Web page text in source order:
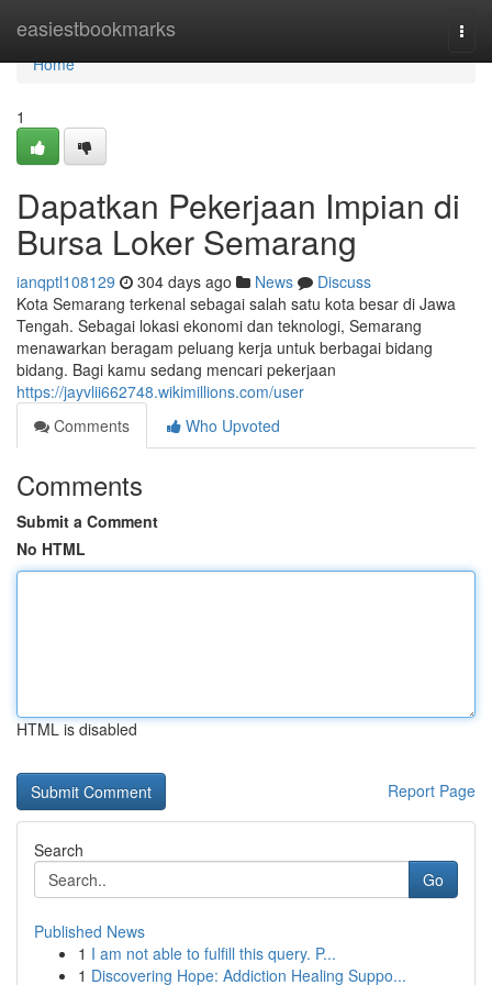
easiestbookmarks
Home
Home
1
Dapatkan Pekerjaan Impian di
Bursa Loker Semarang
ianqptl108129 304 days ago News
Discuss
Kota Semarang terkenal sebagai salah satu kota besar di Jawa
Tengah. Sebagai lokasi ekonomi dan teknologi, Semarang
menawarkan beragam peluang kerja untuk berbagai bidang
bidang. Bagi kamu sedang mencari pekerjaan
https://jayvlii662748.wikimillions.com/user
Comments
Who Upvoted
Comments
Submit a Comment
No HTML
HTML is disabled
Report Page
Search
Go
Published News
1 I am not able to fulfill this query. P...
1 Discovering Hope: Addiction Healing Suppo...